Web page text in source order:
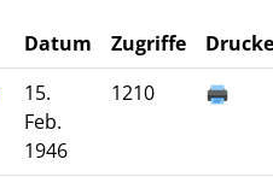
Datum Zugriffe
15.
Feb.
1946
1210